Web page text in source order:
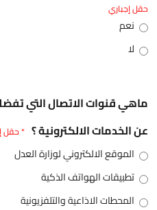
حقل إجباري
نعم
لا
ماهي قنوات الاتصال التي
عن الخدمات الالكترونية ؟ * حقل
الموقع الالكتروني لوزارة العدل
تطبيقات الهواتف الذكية
المحطات الاذاعية والتلفزيونية